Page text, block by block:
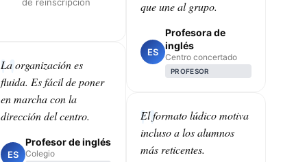
La organización es
fluida. Es fácil de poner
en marcha con la
dirección del centro.
ES
Profesor de inglés
Colegio
que une al grupo.
ES
Profesora de
inglés
Centro concertado
PROFESOR
El formato lúdico motiva
incluso a los alumnos
más reticentes.